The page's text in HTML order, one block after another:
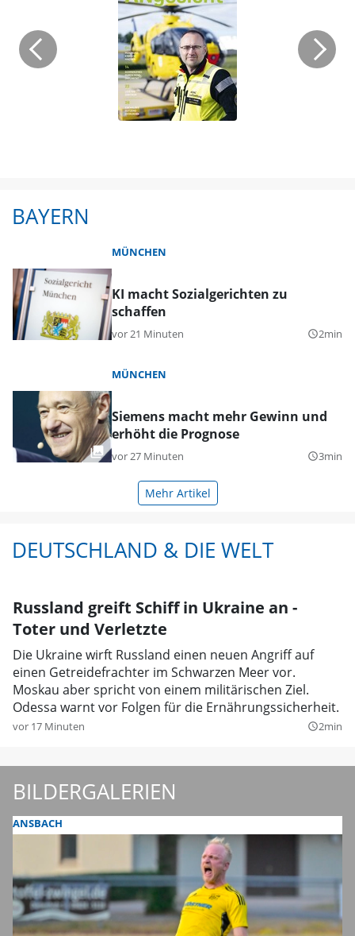
BAYERN
MÜNCHEN
KI macht Sozialgerichten zu
schaffen
vor 21 Minuten query_builder2min
MÜNCHEN
Siemens macht mehr Gewinn und
erhöht die Prognose
vor 27 Minuten query_builder3min
Mehr Artikel
DEUTSCHLAND & DIE WELT
Russland greift Schiff in Ukraine an -
Toter und Verletzte
Die Ukraine wirft Russland einen neuen Angriff auf
einen Getreidefrachter im Schwarzen Meer vor.
Moskau aber spricht von einem militärischen Ziel.
Odessa warnt vor Folgen für die Ernährungssicherheit.
vor 17 Minuten query_builder2min
BILDERGALERIEN
ANSBACH